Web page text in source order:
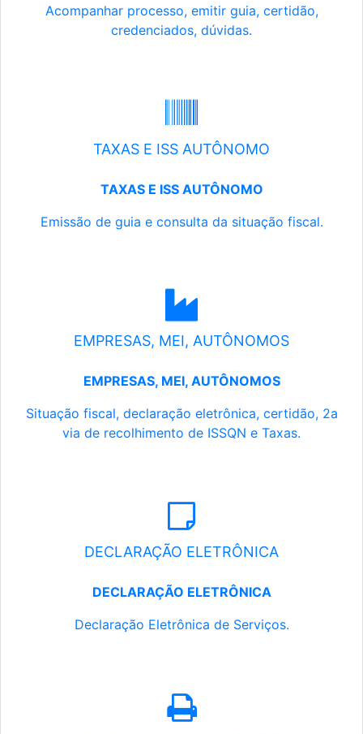
Acompanhar processo, emitir guia, certidão,
credenciados, dúvidas.
TAXAS E ISS AUTÔNOMO
TAXAS E ISS AUTÔNOMO
Emissão de guia e consulta da situação fiscal.
EMPRESAS, MEI, AUTÔNOMOS
EMPRESAS, MEI, AUTÔNOMOS
Situação fiscal, declaração eletrônica, certidão, 2a
via de recolhimento de ISSQN e Taxas.
DECLARAÇÃO ELETRÔNICA
DECLARAÇÃO ELETRÔNICA
Declaração Eletrônica de Serviços.